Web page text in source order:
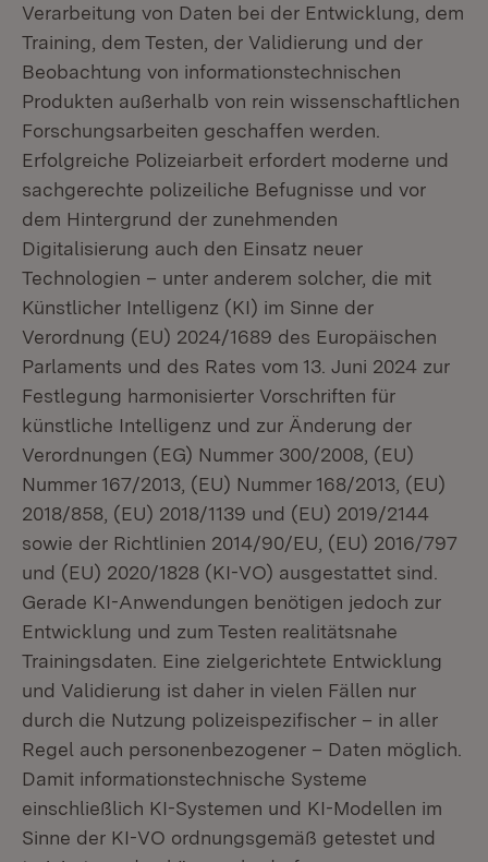
Verarbeitung von Daten bei der Entwicklung, dem
Training, dem Testen, der Validierung und der
Beobachtung von informationstechnischen
Produkten außerhalb von rein wissenschaftlichen
Forschungsarbeiten geschaffen werden.
Erfolgreiche Polizeiarbeit erfordert moderne und
sachgerechte polizeiliche Befugnisse und vor
dem Hintergrund der zunehmenden
Digitalisierung auch den Einsatz neuer
Technologien – unter anderem solcher, die mit
Künstlicher Intelligenz (KI) im Sinne der
Verordnung (EU) 2024/1689 des Europäischen
Parlaments und des Rates vom 13. Juni 2024 zur
Festlegung harmonisierter Vorschriften für
künstliche Intelligenz und zur Änderung der
Verordnungen (EG) Nummer 300/2008, (EU)
Nummer 167/2013, (EU) Nummer 168/2013, (EU)
2018/858, (EU) 2018/1139 und (EU) 2019/2144
sowie der Richtlinien 2014/90/EU, (EU) 2016/797
und (EU) 2020/1828 (KI-VO) ausgestattet sind.
Gerade KI-Anwendungen benötigen jedoch zur
Entwicklung und zum Testen realitätsnahe
Trainingsdaten. Eine zielgerichtete Entwicklung
und Validierung ist daher in vielen Fällen nur
durch die Nutzung polizeispezifischer – in aller
Regel auch personenbezogener – Daten möglich.
Damit informationstechnische Systeme
einschließlich KI-Systemen und KI-Modellen im
Sinne der KI-VO ordnungsgemäß getestet und